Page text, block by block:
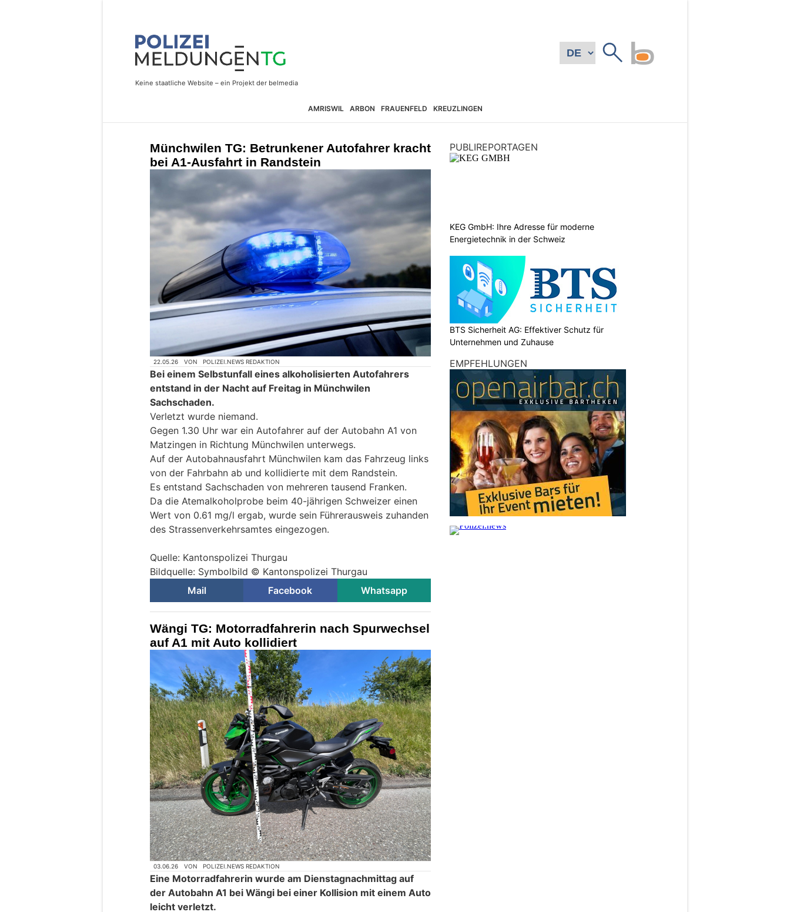
AMRISWIL ARBON FRAUENFELD KREUZLINGEN
Münchwilen TG: Betrunkener Autofahrer kracht
bei A1-Ausfahrt in Randstein
22.05.26 VON POLIZEI.NEWS REDAKTION
Bei einem Selbstunfall eines alkoholisierten Autofahrers
entstand in der Nacht auf Freitag in Münchwilen
Sachschaden.
Verletzt wurde niemand.
Gegen 1.30 Uhr war ein Autofahrer auf der Autobahn A1 von
Matzingen in Richtung Münchwilen unterwegs.
Auf der Autobahnausfahrt Münchwilen kam das Fahrzeug links
von der Fahrbahn ab und kollidierte mit dem Randstein.
Es entstand Sachschaden von mehreren tausend Franken.
Da die Atemalkoholprobe beim 40-jährigen Schweizer einen
Wert von 0.61 mg/l ergab, wurde sein Führerausweis zuhanden
des Strassenverkehrsamtes eingezogen.
Quelle: Kantonspolizei Thurgau
Bildquelle: Symbolbild © Kantonspolizei Thurgau
Mail
Facebook Whatsapp
Wängi TG: Motorradfahrerin nach Spurwechsel
auf A1 mit Auto kollidiert
03.06.26 VON POLIZEI.NEWS REDAKTION
Eine Motorradfahrerin wurde am Dienstagnachmittag auf
der Autobahn A1 bei Wängi bei einer Kollision mit einem Auto
leicht verletzt.
PUBLIREPORTAGEN
KEG GmbH: Ihre Adresse für moderne
Energietechnik in der Schweiz
BTS Sicherheit AG: Effektiver Schutz für
Unternehmen und Zuhause
EMPFEHLUNGEN